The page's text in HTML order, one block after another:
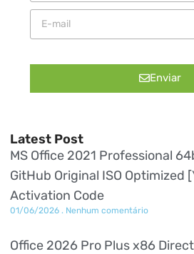
Enviar
Latest Post
MS Office 2021 Professional
GitHub Original ISO Optimized
Activation Code
01/06/2026 Nenhum comentário
Office 2026 Pro Plus x86 Direct